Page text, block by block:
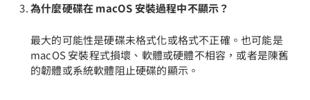
為什麼硬碟在 macOS 安裝過程中不顯示？
最大的可能性是硬碟未格式化或格式不正確。也可能是
macOS 安裝程式損壞、軟體或硬體不相容，或者是陳舊
的韌體或系統軟體阻止硬碟的顯示。